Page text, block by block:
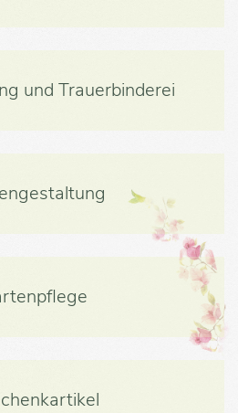
und Trauerbinderei